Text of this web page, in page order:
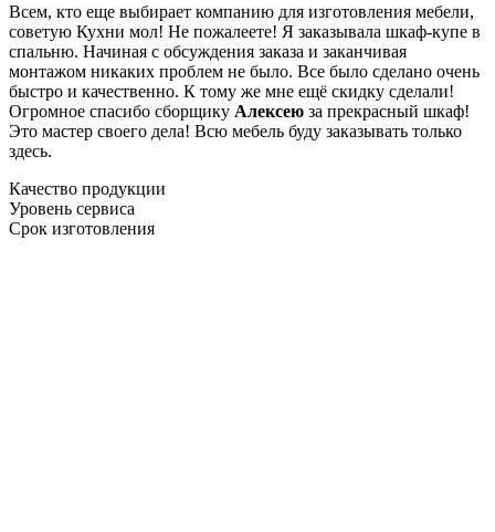
Всем, кто еще выбирает компанию для изготовления мебели,
советую Кухни мол! Не пожалеете! Я заказывала шкаф-купе в
спальню. Начиная с обсуждения заказа и заканчивая
монтажом никаких проблем не было. Все было сделано очень
быстро и качественно. К тому же мне ещё скидку сделали!
Огромное спасибо сборщику Алексею за прекрасный шкаф!
Это мастер своего дела! Всю мебель буду заказывать только
здесь.
Качество продукции
Уровень сервиса
Срок изготовления